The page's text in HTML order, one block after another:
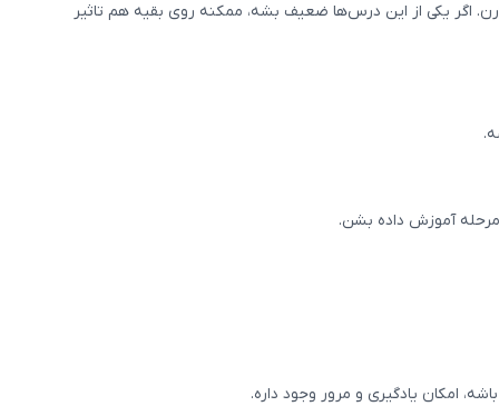
اگر یکی از این درس‌ها ضعیف بشه، ممکنه روی بقیه هم تاثیر
آموزش داده بشن.